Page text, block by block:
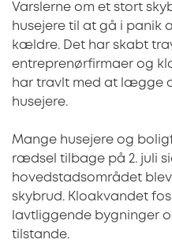
Varslerne om et stort
husejere til at gå i panik
kældre. Det har skabt
entreprenørfirmaer og
har travlt med at lægge
husejere.
Mange husejere og
rædsel tilbage på 2. juli
hovedstadsområdet
skybrud. Kloakvandet
lavtliggende bygninger
tilstande.